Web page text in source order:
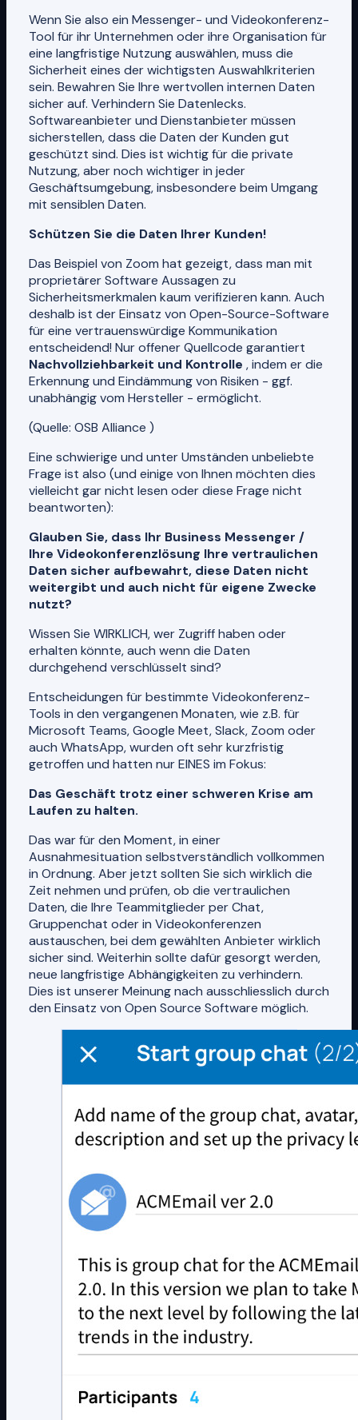
Wenn Sie also ein Messenger- und Videokonferenz-
Tool für ihr Unternehmen oder ihre Organisation für
eine langfristige Nutzung auswählen, muss die
Sicherheit eines der wichtigsten Auswahlkriterien
sein. Bewahren Sie Ihre wertvollen internen Daten
sicher auf. Verhindern Sie Datenlecks.
Softwareanbieter und Dienstanbieter müssen
sicherstellen, dass die Daten der Kunden gut
geschützt sind. Dies ist wichtig für die private
Nutzung, aber noch wichtiger in jeder
Geschäftsumgebung, insbesondere beim Umgang
mit sensiblen Daten.
Schützen Sie die Daten Ihrer Kunden!
Das Beispiel von Zoom hat gezeigt, dass man mit
proprietärer Software Aussagen zu
Sicherheitsmerkmalen kaum verifizieren kann. Auch
deshalb ist der Einsatz von Open-Source-Software
für eine vertrauenswürdige Kommunikation
entscheidend! Nur offener Quellcode garantiert
Nachvollziehbarkeit und Kontrolle , indem er die
Erkennung und Eindämmung von Risiken - ggf.
unabhängig vom Hersteller - ermöglicht.
(Quelle: OSB Alliance )
Eine schwierige und unter Umständen unbeliebte
Frage ist also (und einige von Ihnen möchten dies
vielleicht gar nicht lesen oder diese Frage nicht
beantworten):
Glauben Sie, dass Ihr Business Messenger /
Ihre Videokonferenzlösung Ihre vertraulichen
Daten sicher aufbewahrt, diese Daten nicht
weitergibt und auch nicht für eigene Zwecke
nutzt?
Wissen Sie WIRKLICH, wer Zugriff haben oder
erhalten könnte, auch wenn die Daten
durchgehend verschlüsselt sind?
Entscheidungen für bestimmte Videokonferenz-
Tools in den vergangenen Monaten, wie z.B. für
Microsoft Teams, Google Meet, Slack, Zoom oder
auch WhatsApp, wurden oft sehr kurzfristig
getroffen und hatten nur EINES im Fokus:
Das Geschäft trotz einer schweren Krise am
Laufen zu halten.
Das war für den Moment, in einer
Ausnahmesituation selbstverständlich vollkommen
in Ordnung. Aber jetzt sollten Sie sich wirklich die
Zeit nehmen und prüfen, ob die vertraulichen
Daten, die Ihre Teammitglieder per Chat,
Gruppenchat oder in Videokonferenzen
austauschen, bei dem gewählten Anbieter wirklich
sicher sind. Weiterhin sollte dafür gesorgt werden,
neue langfristige Abhängigkeiten zu verhindern.
Dies ist unserer Meinung nach ausschliesslich durch
den Einsatz von Open Source Software möglich.